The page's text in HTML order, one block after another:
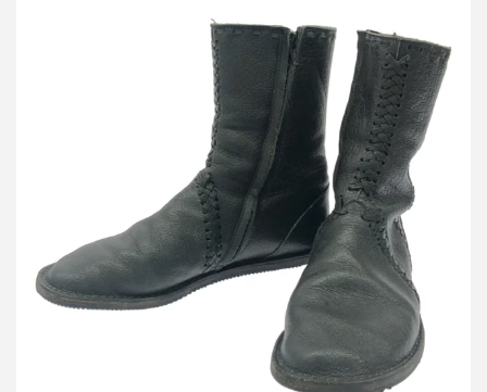
ヨウジヤマモト ファム ブレイドデザインレザーブーツ
詳しく見る